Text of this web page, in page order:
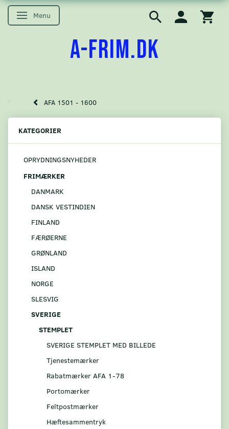
Skifte navigation
Menu
A-FRIM.DK
AFA 1501 - 1600
KATEGORIER
OPRYDNINGSNYHEDER
FRIMÆRKER
DANMARK
DANSK VESTINDIEN
FINLAND
FÆRØERNE
GRØNLAND
ISLAND
NORGE
SLESVIG
SVERIGE
STEMPLET
SVERIGE STEMPLET MED BILLEDE
Tjenestemærker
Rabatmærker AFA 1-78
Portomærker
Feltpostmærker
Hæftesammentryk